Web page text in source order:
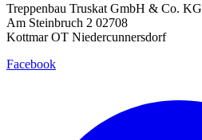
Treppenbau Truskat GmbH & Co. KG
Am Steinbruch 2 02708
Kottmar OT Niedercunnersdorf
Facebook